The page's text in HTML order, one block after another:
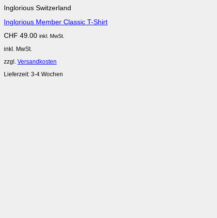
Inglorious Switzerland
Inglorious Member Classic T-Shirt
CHF 49.00 inkl. MwSt.
inkl. MwSt.
zzgl. Versandkosten
Lieferzeit: 3-4 Wochen